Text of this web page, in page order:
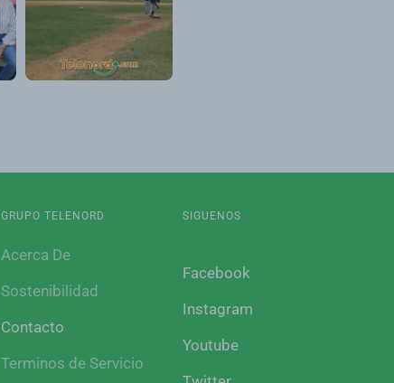
GRUPO TELENORD
Acerca De
Sostenibilidad
Contacto
Terminos de Servicio
SIGUENOS
Facebook
Instagram
Youtube